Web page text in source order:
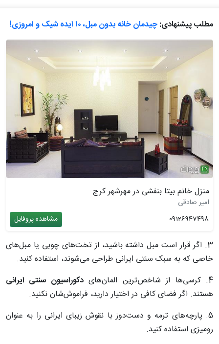
مطلب پیشنهادی:چیدمان خانه بدون مبل، ۱۰ ایده شیک و امروزی!
منزل خانم بیتا بنفشی در مهرشهر کرج
امیر صادقی
09126947498
مشاهده پروفایل
3. اگر قرار است مبل داشته باشید، از تخت‌های چوبی یا مبل‌های
خاصی که به سبک سنتی ایرانی طراحی می‌شوند، استفاده کنید.
4. کرسی‌ها از شاخص‌ترین المان‌های
دکوراسیون سنتی ایرانی
هستند. اگر فضای کافی در اختیار دارید، فراموش‌شان نکنید.
5. پارچه‌های ترمه و دست‌دوز با نقوش زیبای ایرانی را به عنوان
رومیزی‌ استفاده کنید.